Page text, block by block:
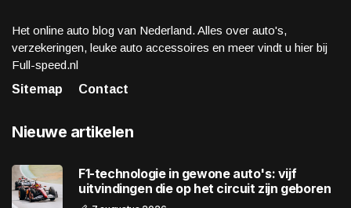
Het online auto blog van Nederland. Alles over auto's,
verzekeringen, leuke auto accessoires en meer vindt u hier bij
Full-speed.nl
Sitemap
Contact
Nieuwe artikelen
F1-technologie in gewone auto's: vijf
uitvindingen die op het circuit zijn geboren